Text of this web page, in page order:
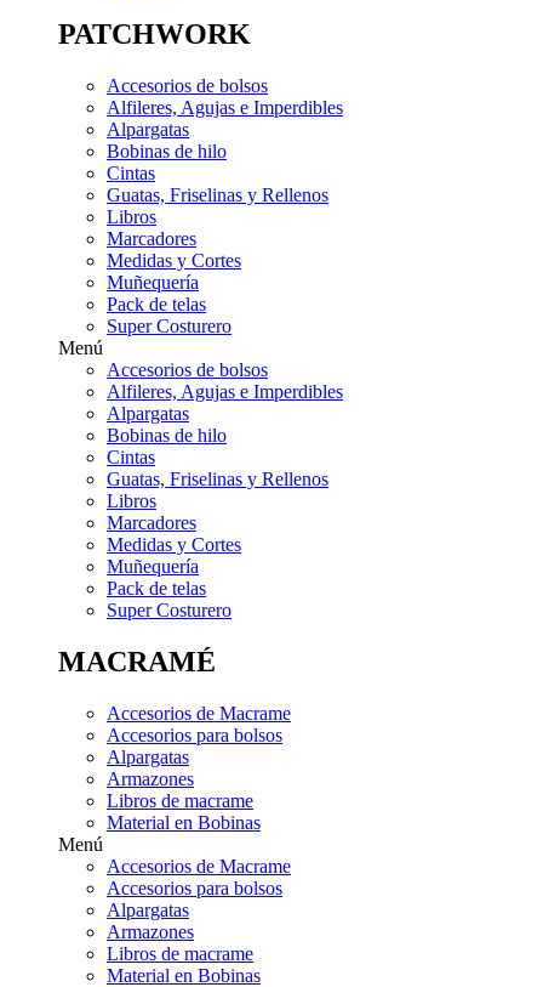
PATCHWORK
Accesorios de bolsos
Alfileres, Agujas e Imperdibles
Alpargatas
Bobinas de hilo
Cintas
Guatas, Friselinas y Rellenos
Libros
Marcadores
Medidas y Cortes
Muñequería
Pack de telas
Super Costurero
Menú
Accesorios de bolsos
Alfileres, Agujas e Imperdibles
Alpargatas
Bobinas de hilo
Cintas
Guatas, Friselinas y Rellenos
Libros
Marcadores
Medidas y Cortes
Muñequería
Pack de telas
Super Costurero
MACRAMÉ
Accesorios de Macrame
Accesorios para bolsos
Alpargatas
Armazones
Libros de macrame
Material en Bobinas
Menú
Accesorios de Macrame
Accesorios para bolsos
Alpargatas
Armazones
Libros de macrame
Material en Bobinas